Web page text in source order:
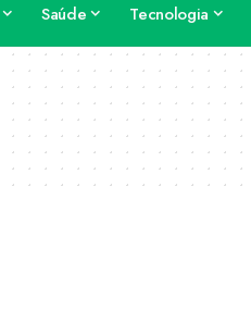
Saúde Tecnologia